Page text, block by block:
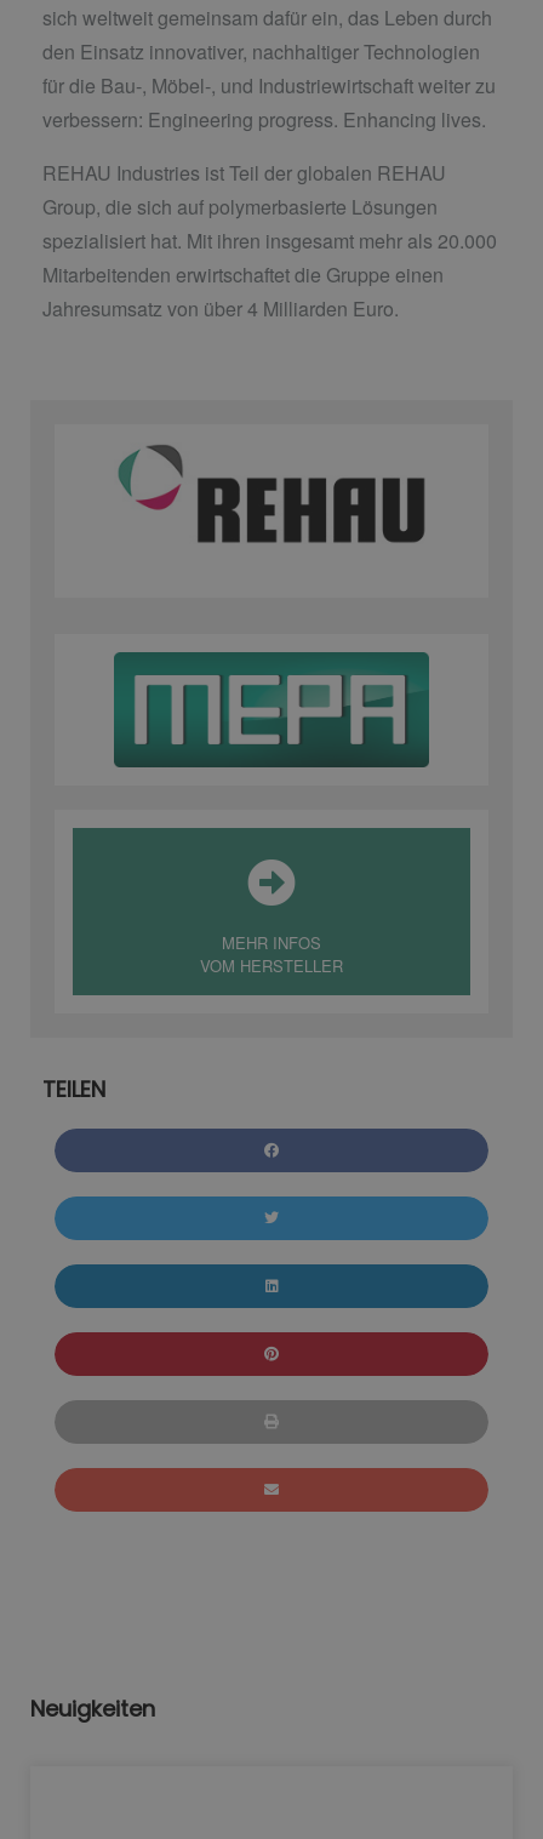
sich weltweit gemeinsam dafür ein, das Leben durch
den Einsatz innovativer, nachhaltiger Technologien
für die Bau-, Möbel-, und Industriewirtschaft weiter zu
verbessern: Engineering progress. Enhancing lives.
REHAU Industries ist Teil der globalen REHAU
Group, die sich auf polymerbasierte Lösungen
spezialisiert hat. Mit ihren insgesamt mehr als 20.000
Mitarbeitenden erwirtschaftet die Gruppe einen
Jahresumsatz von über 4 Milliarden Euro.
MEHR INFOS
VOM HERSTELLER
TEILEN
Neuigkeiten